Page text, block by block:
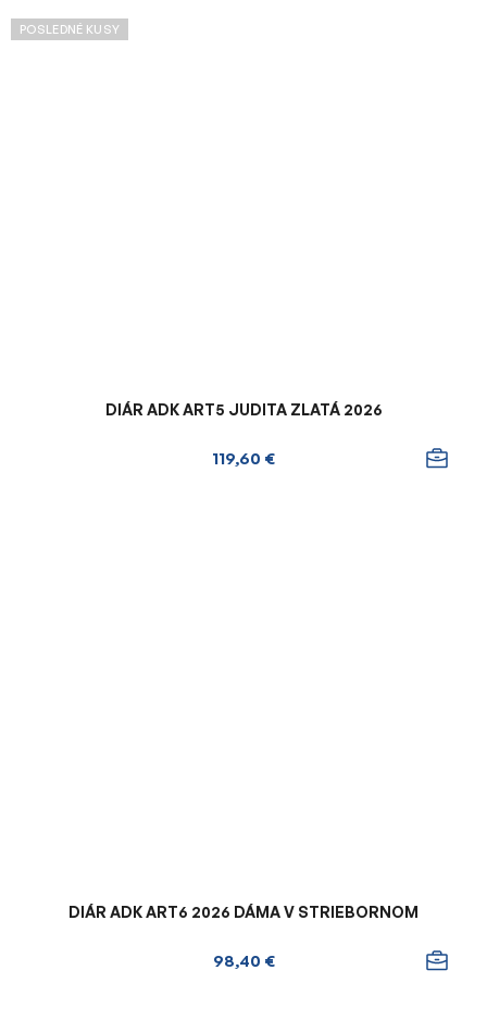
POSLEDNÉ KUSY
DIÁR ADK ART5 JUDITA ZLATÁ 2026
119,60 €
DIÁR ADK ART6 2026 DÁMA V STRIEBORNOM
98,40 €